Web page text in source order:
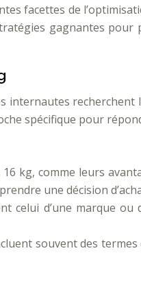
facettes de
gagnantes
recherchent
spécifique pour
kg, comme leurs
une décision
d’une marque ou
souvent des termes